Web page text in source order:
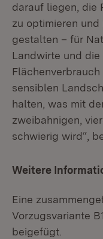
darauf liegen, die
zu optimieren
gestalten – für
Landwirte und
sensiblen
halten, was mit
zweibahnigen,
schwierig wird“,
Weitere
Eine
Vorzugsvariante
beigefügt.